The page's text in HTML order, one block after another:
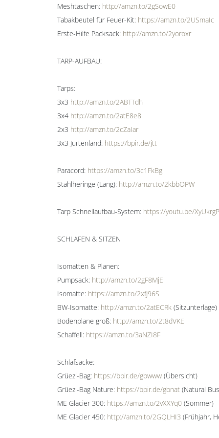
Meshtaschen: http://amzn.to/2gSowE0
Tabakbeutel für Feuer-Kit: https://amzn.to/2USmaIc
Erste-Hilfe Packsack: http://amzn.to/2yoroxr
TARP-AUFBAU:
Tarps:
3x3 http://amzn.to/2ABTTdh
3x4 http://amzn.to/2atE8e8
2x3 http://amzn.to/2cZaIar
3x3 Jurtenland: https://bpir.de/jtt
Paracord: https://amzn.to/3c1FkBg
Stahlheringe (Lang): http://amzn.to/2kbbOPW
Tarp Schnellaufbau-System: https://youtu.be/
SCHLAFEN & SITZEN
Isomatten & Planen:
Pumpsack: http://amzn.to/2gF8MjE
Isomatte: https://amzn.to/2xfJ96S
BW-Isomatte: http://amzn.to/2atECRk (Sitzunterlage)
Bodenplane groß: http://amzn.to/2t8dVKE
Schaffell: https://amzn.to/3aNZI8F
Schlafsäcke:
Grüezi-Bag: https://bpir.de/gbwww (Übersicht)
Grüezi-Bag Nature: https://bpir.de/gbnat (Natural
ME Glacier 300: https://amzn.to/2vXXYq0 (Sommer)
ME Glacier 450: http://amzn.to/2GQLHI3 (Frühjahr,